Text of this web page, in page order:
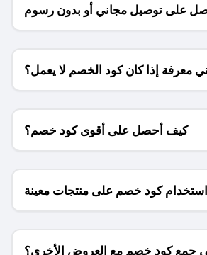
على توصيل مجاني أو بدون رسوم
الشحن ؟
معرفة إذا كان كود الخصم لا يعمل؟
كيف أحصل على أقوى كود خصم؟
كود خصم على منتجات معينة
فقط؟
جمع كود خصم مع العروض الأخرى؟